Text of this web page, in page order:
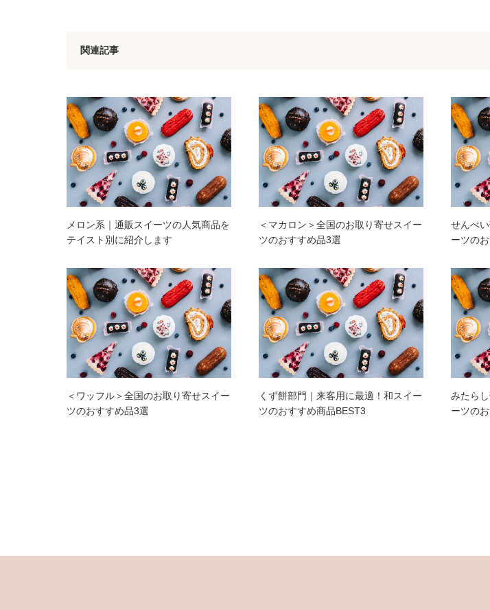
関連記事
メロン系｜通販スイーツの人気商品を
テイスト別に紹介します
＜マカロン＞全国のお取り寄せスイー
ツのおすすめ品3選
せんべ
ーツの
＜ワッフル＞全国のお取り寄せスイー
ツのおすすめ品3選
くず餅部門｜来客用に最適！和スイー
ツのおすすめ商品BEST3
みたら
ーツの